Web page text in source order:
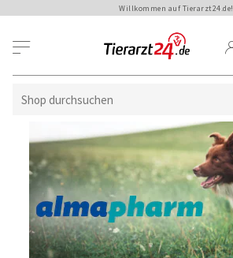
Willkommen auf Tierarzt24.de!